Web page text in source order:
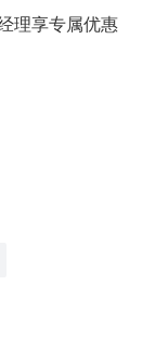
理享专属优惠